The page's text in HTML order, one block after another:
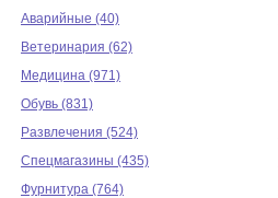
Аварийные (40)
Ветеринария (62)
Медицина (971)
Обувь (831)
Развлечения (524)
Спецмагазины (435)
Фурнитура (764)